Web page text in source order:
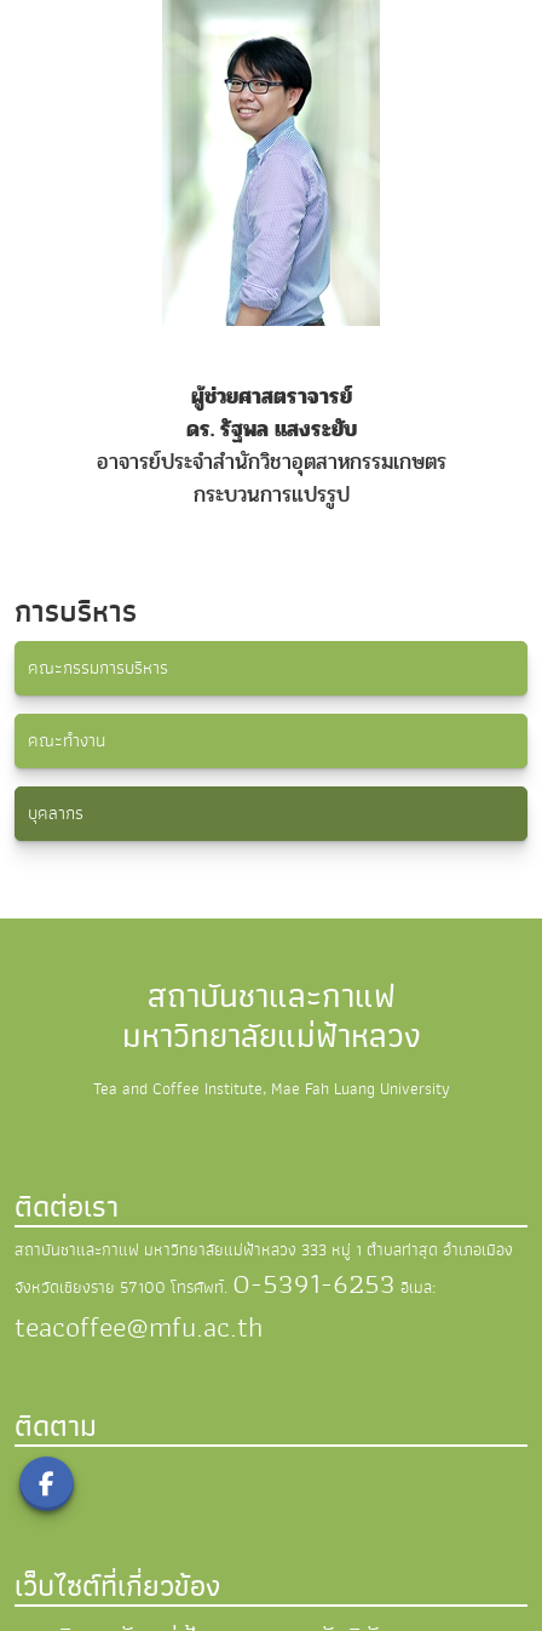
ผู้ช่วยศาสตราจารย์
ดร. รัฐพล แสงระยับ
อาจารย์ประจำสำนักวิชาอุตสาหกรรมเกษตร
กระบวนการแปรรูป
การบริหาร
คณะกรรมการบริหาร
คณะทำงาน
บุคลากร
สถาบันชาและกาแฟ
มหาวิทยาลัยแม่ฟ้าหลวง
Tea and Coffee Institute, Mae Fah Luang University
ติดต่อเรา
สถาบันชาและกาแฟ มหาวิทยาลัยแม่ฟ้าหลวง 333 หมู่ 1 ตำบลท่าสุด อำเภอเมือง
จังหวัดเชียงราย 57100 โทรศัพท์. 0-5391-6253 อีเมล:
teacoffee@mfu.ac.th
ติดตาม
เว็บไซต์ที่เกี่ยวข้อง